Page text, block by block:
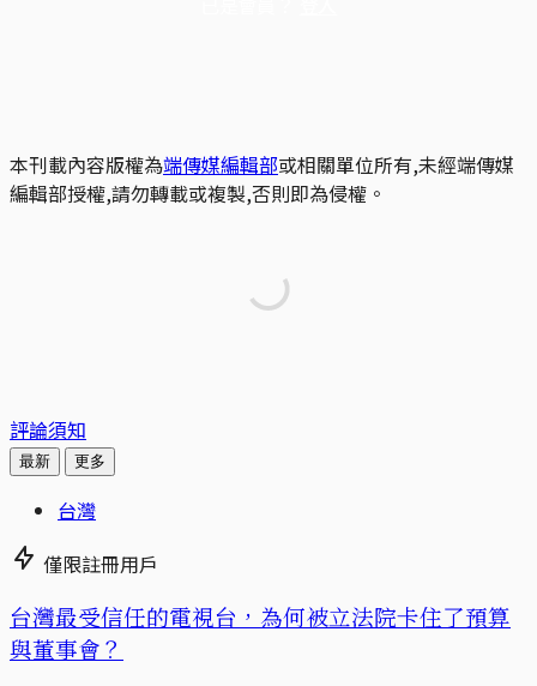
本刊載內容版權為端傳媒編輯部或相關單位所有,未經端傳媒
編輯部授權,請勿轉載或複製,否則即為侵權。
評論須知
最新 更多
台灣
僅限註冊用戶
台灣最受信任的電視台，為何被立法院卡住了預算
與董事會？